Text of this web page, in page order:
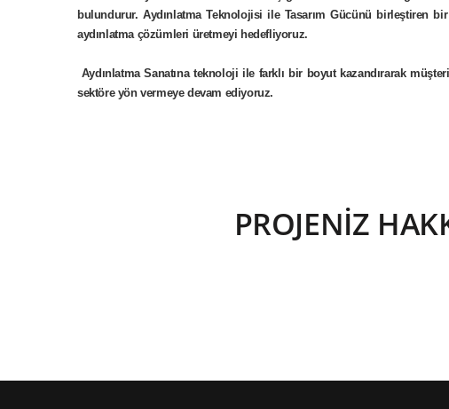
bulundurur. Aydınlatma Teknolojisi ile Tasarım Gücünü birleştiren
aydınlatma çözümleri üretmeyi hedefliyoruz.
Aydınlatma Sanatına teknoloji ile farklı bir boyut kazandırarak
sektöre yön vermeye devam ediyoruz.
PROJENİZ